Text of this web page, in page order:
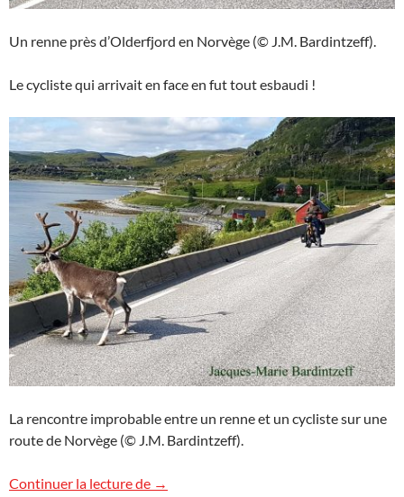
Un renne près d’Olderfjord en Norvège (© J.M. Bardintzeff).
Le cycliste qui arrivait en face en fut tout esbaudi !
La rencontre improbable entre un renne et un cycliste sur une
route de Norvège (© J.M. Bardintzeff).
Continuer la lecture de Le renne et le cycliste
→